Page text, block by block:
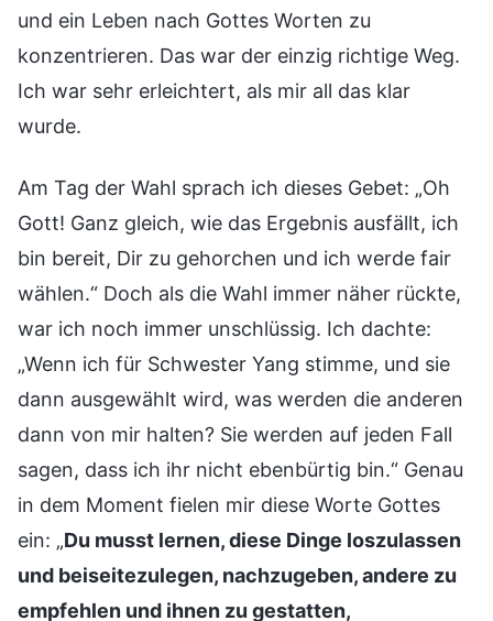
und ein Leben nach Gottes Worten zu
konzentrieren. Das war der einzig richtige Weg.
Ich war sehr erleichtert, als mir all das klar
wurde.
Am Tag der Wahl sprach ich dieses Gebet: „Oh
Gott! Ganz gleich, wie das Ergebnis ausfällt, ich
bin bereit, Dir zu gehorchen und ich werde fair
wählen.“ Doch als die Wahl immer näher rückte,
war ich noch immer unschlüssig. Ich dachte:
„Wenn ich für Schwester Yang stimme, und sie
dann ausgewählt wird, was werden die anderen
dann von mir halten? Sie werden auf jeden Fall
sagen, dass ich ihr nicht ebenbürtig bin.“ Genau
in dem Moment fielen mir diese Worte Gottes
ein: „Du musst lernen, diese Dinge loszulassen
und beiseitezulegen, nachzugeben, andere zu
empfehlen und ihnen zu gestatten,